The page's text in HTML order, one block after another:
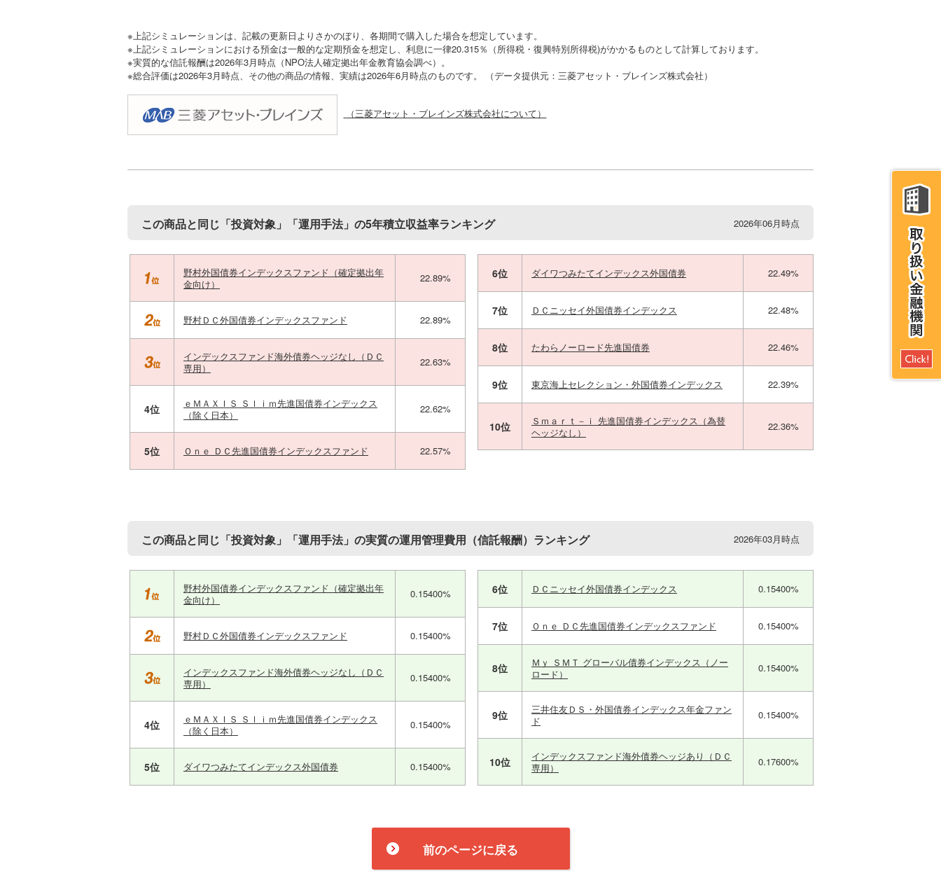
※上記シミュレーションは、記載の更新日よりさかのぼり、各期間で購入した場合を想定しています。
※上記シミュレーションにおける預金は一般的な定期預金を想定し、利息に一律20.315％（所得税・復興特別所得税)がかかるものとして計算しております。
※実質的な信託報酬は2026年3月時点（NPO法人確定拠出年金教育協会調べ）。
※総合評価は2026年3月時点、その他の商品の情報、実績は2026年6月時点のものです。 （データ提供元：三菱アセット・ブレインズ株式会社）
（三菱アセット・ブレインズ株式会社について）
この商品と同じ「投資対象」「運用手法」の5年積立収益率ランキング 2026年06月時点
野村外国債券インデックスファンド（確定拠出年
金向け）
22.89%
野村ＤＣ外国債券インデックスファンド 22.89%
インデックスファンド海外債券ヘッジなし（ＤＣ
専用）
22.63%
4位
ｅＭＡＸＩＳ Ｓｌｉｍ先進国債券インデックス
（除く日本）
22.62%
5位 Ｏｎｅ ＤＣ先進国債券インデックスファンド 22.57%
6位 ダイワつみたてインデックス外国債券 22.49%
7位 ＤＣニッセイ外国債券インデックス 22.48%
8位 たわらノーロード先進国債券 22.46%
9位 東京海上セレクション・外国債券インデックス 22.39%
10位
Ｓｍａｒｔ－ｉ 先進国債券インデックス（為替
ヘッジなし）
22.36%
この商品と同じ「投資対象」「運用手法」の実質の運用管理費用（信託報酬）ランキング 2026年03月時点
野村外国債券インデックスファンド（確定拠出年
金向け）
0.15400%
野村ＤＣ外国債券インデックスファンド 0.15400%
インデックスファンド海外債券ヘッジなし（ＤＣ
専用）
0.15400%
4位
ｅＭＡＸＩＳ Ｓｌｉｍ先進国債券インデックス
（除く日本）
0.15400%
5位 ダイワつみたてインデックス外国債券 0.15400%
6位 ＤＣニッセイ外国債券インデックス 0.15400%
7位 Ｏｎｅ ＤＣ先進国債券インデックスファンド 0.15400%
8位
Ｍｙ ＳＭＴ グローバル債券インデックス（ノー
ロード）
0.15400%
9位
三井住友ＤＳ・外国債券インデックス年金ファン
ド
0.15400%
10位
インデックスファンド海外債券ヘッジあり（ＤＣ
専用）
0.17600%
前のページに戻る